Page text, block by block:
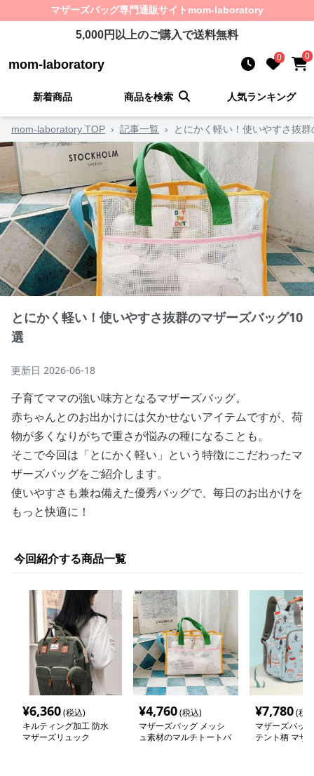
マザーズバッグ専門通販サイト mom-laboratory
5,000円以上のご購入で送料無料
mom-laboratory 0 0
新着商品 商品を検索 人気ランキング
mom-laboratory TOP › 記事一覧 › とにかく軽い！使いやすさ抜
とにかく軽い！使いやすさ抜群のマザーズバッグ10
選
更新日 2026-06-18
子育てママの強い味方となるマザーズバッグ。
赤ちゃんとのお出かけには欠かせないアイテムですが、荷
物が多くなりがちで重さが悩みの種になることも。
そこで今回は「とにかく軽い」という特徴にこだわったマ
ザーズバッグをご紹介します。
使いやすさも兼ね備えた優秀バッグで、毎日のお出かけを
もっと快適に！
今回紹介する商品一覧
¥6,360(税込)
キルティング加工 防水
マザーズリュック
¥4,760(税込)
マザーズバッグ メッシ
ュ素材のマルチトートバ
¥7,780(税
マザーズバッ
テント柄 マザ